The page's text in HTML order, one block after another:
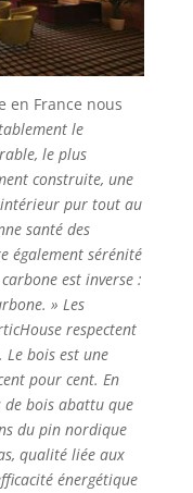
en France nous
le
le plus
construite, une
pur tout au
santé des
également sérénité
est inverse :
» Les
respectent
bois est une
pour cent. En
de bois abattu que
du pin nordique
qualité liée aux
énergétique